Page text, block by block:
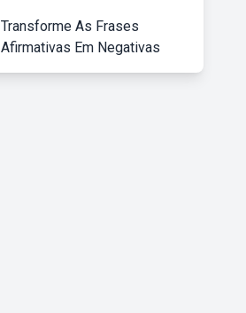
Transforme As Frases
Afirmativas Em Negativas